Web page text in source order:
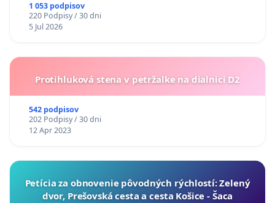
1 053 podpisov
220 Podpisy / 30 dni
5 Jul 2026
Protihluková stena v petržalke na dialnici D2
542 podpisov
202 Podpisy / 30 dni
12 Apr 2023
​Petícia za obnovenie pôvodných rýchlostí: Zelený
dvor, Prešovská cesta a cesta Košice - Šaca